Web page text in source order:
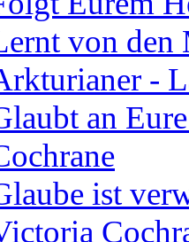
von den
-
an
ist